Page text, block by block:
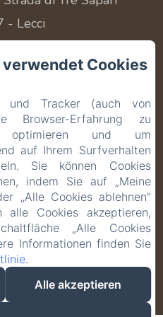
- Lecci
Sie uns
IT DE
Amenitiz
Cookies
und Tracker (auch von
Browser-Erfahrung zu
und um
auf Ihrem Surfverhalten
Sie können Cookies
indem Sie auf „Meine
„Alle Cookies ablehnen"
alle Cookies akzeptieren,
„Alle Cookies
Informationen finden Sie
.
Alle akzeptieren